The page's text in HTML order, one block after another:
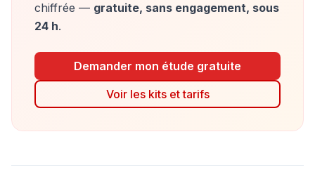
chiffrée — gratuite, sans engagement, sous
24 h.
Demander mon étude gratuite
Voir les kits et tarifs